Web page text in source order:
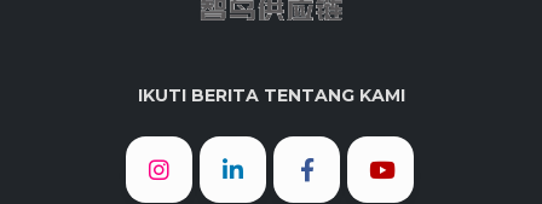
IKUTI BERITA TENTANG KAMI